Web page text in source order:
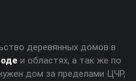
деревянных домов в
и областях, а так же по
дом за пределами ЦЧР,